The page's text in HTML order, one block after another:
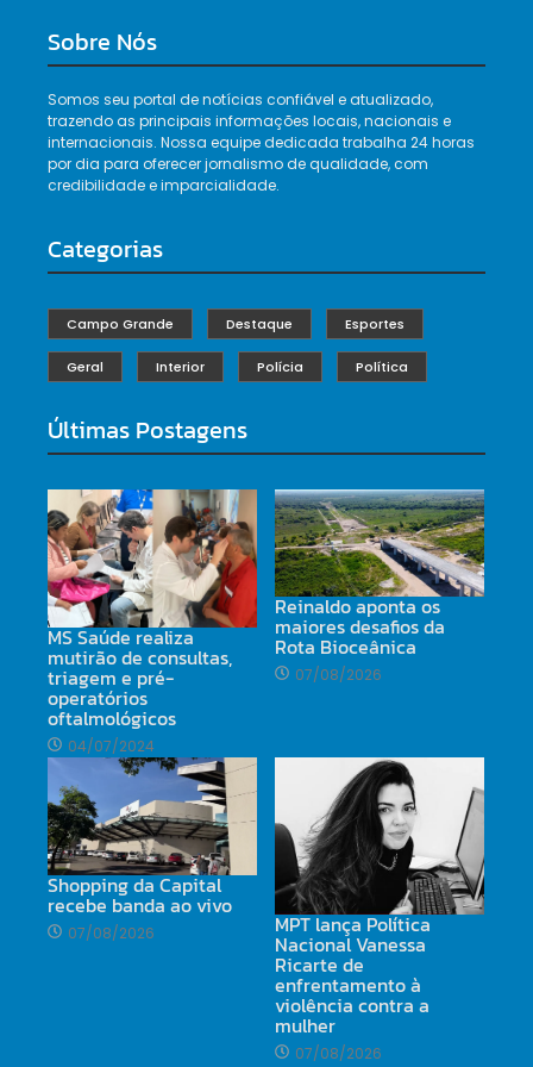
Sobre Nós
Somos seu portal de notícias confiável e atualizado,
trazendo as principais informações locais, nacionais e
internacionais. Nossa equipe dedicada trabalha 24 horas
por dia para oferecer jornalismo de qualidade, com
credibilidade e imparcialidade.
Categorias
Campo Grande Destaque Esportes
Geral Interior Polícia Política
Últimas Postagens
MS Saúde realiza
mutirão de consultas,
triagem e pré-
operatórios
oftalmológicos
04/07/2024
Reinaldo aponta os
maiores desafios da
Rota Bioceânica
07/08/2026
Shopping da Capital
recebe banda ao vivo
07/08/2026 MPT lança Política
Nacional Vanessa
Ricarte de
enfrentamento à
violência contra a
mulher
07/08/2026